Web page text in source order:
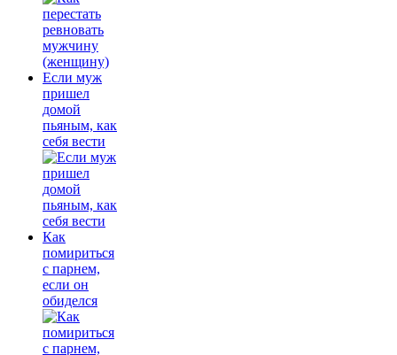
Если муж
пришел
домой
пьяным, как
себя вести
Как
помириться
с парнем,
если он
обиделся